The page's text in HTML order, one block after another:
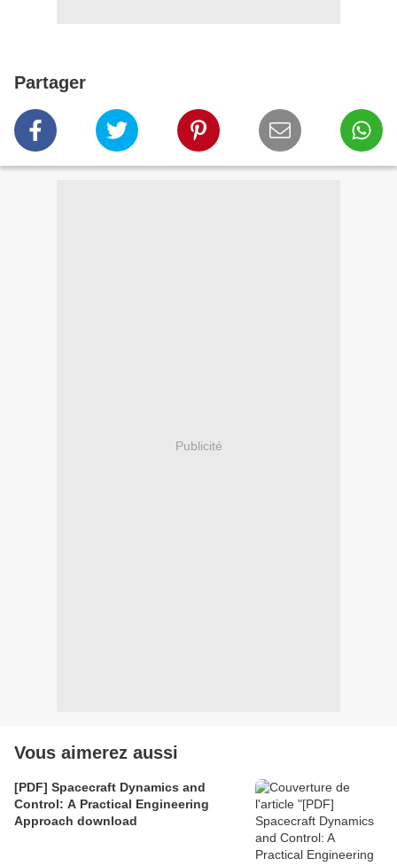
Partager
Publicité
Vous aimerez aussi
[PDF] Spacecraft Dynamics and
Control: A Practical Engineering
Approach download